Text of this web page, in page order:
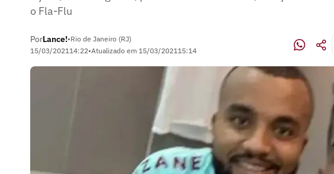
o Fla-Flu
PorLance!•Rio de Janeiro (RJ)
15/03/202114:22•Atualizado em 15/03/202115:14